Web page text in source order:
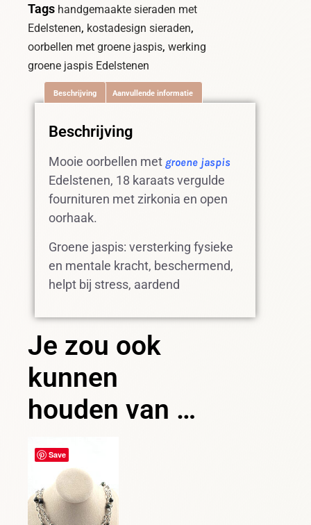
Tags handgemaakte sieraden met
Edelstenen, kostadesign sieraden,
oorbellen met groene jaspis, werking
groene jaspis Edelstenen
Beschrijving Aanvullende informatie
Beschrijving
Mooie oorbellen met groene jaspis
Edelstenen, 18 karaats vergulde
fournituren met zirkonia en open
oorhaak.
Groene jaspis: versterking fysieke
en mentale kracht, beschermend,
helpt bij stress, aardend
Je zou ook
kunnen
houden van …
Save